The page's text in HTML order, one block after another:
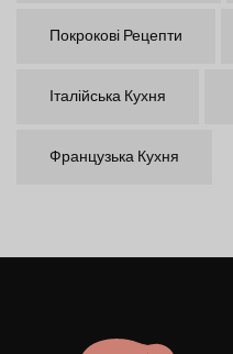
Покрокові Рецепти
Італійська Кухня
Французька Кухня